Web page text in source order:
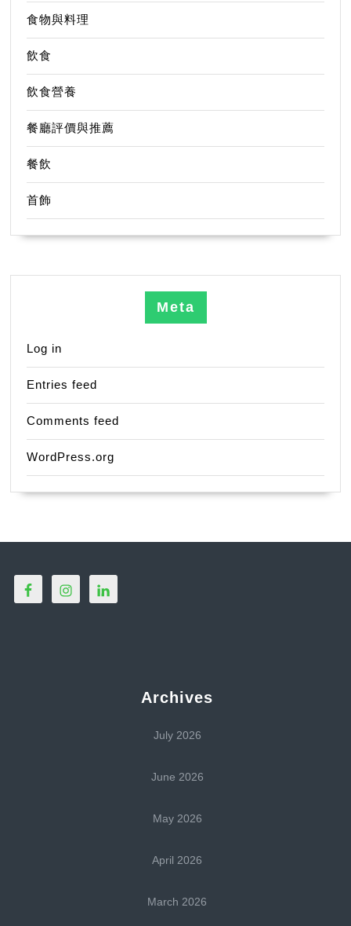
食物與料理
飲食
飲食營養
餐廳評價與推薦
餐飲
首飾
Meta
Log in
Entries feed
Comments feed
WordPress.org
Archives
July 2026
June 2026
May 2026
April 2026
March 2026